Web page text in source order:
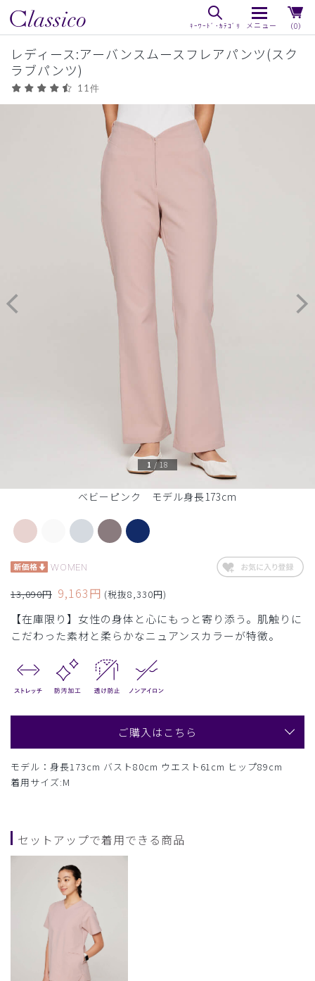
（0）
レディース:アーバンスムースフレアパンツ(スク
ラブパンツ)
11件
ベビーピンク モデル身長173cm
1 /18
WOMEN
13,090円 9,163円 (税抜8,330円)
【在庫限り】女性の身体と心にもっと寄り添う。肌触りに
こだわった素材と柔らかなニュアンスカラーが特徴。
ご購入はこちら
モデル：身長173cm バスト80cm ウエスト61cm ヒップ89cm
着用サイズ:M
セットアップで着用できる商品